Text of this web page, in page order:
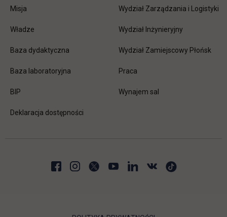
Misja
Władze
Baza dydaktyczna
Baza laboratoryjna
BIP
Deklaracja dostępności
Wydział Zarządzania i Logistyki
Wydział Inżynieryjny
Wydział Zamiejscowy Płońsk
Praca
Wynajem sal